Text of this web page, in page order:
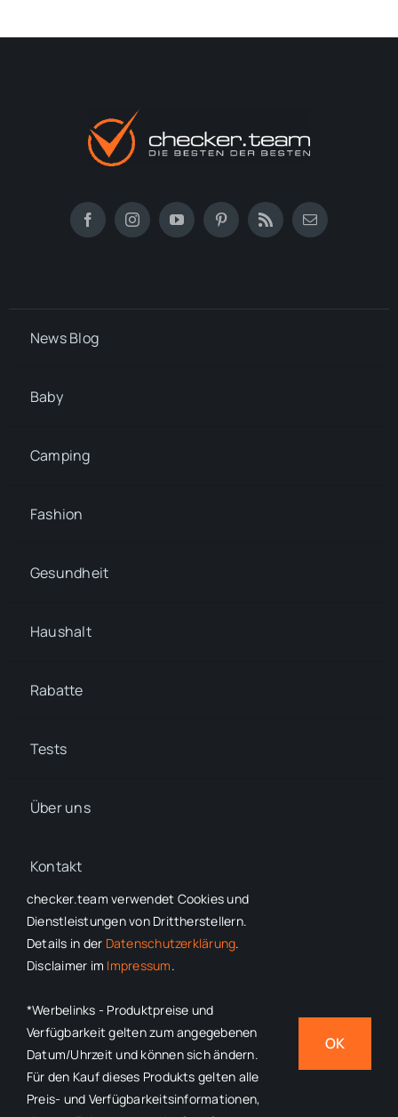
News Blog
Baby
Camping
Fashion
Gesundheit
Haushalt
Rabatte
Tests
Über uns
Kontakt
© 2022 - 2026checker.team
*Volle Transparenz bei Werbelinks– Produktpreise und
Verfügbarkeit gelten zum angegebenen Datum/Uhrzeit und
können sich ändern. Für den Kauf dieses Produkts gelten alle
Preis- und Verfügbarkeitsinformationen, die zum Zeitpunkt des
checker.team verwendet Cookies und
Dienstleistungen von Drittherstellern.
Details in der Datenschutzerklärung.
Disclaimer im Impressum.
*Werbelinks - Produktpreise und
Verfügbarkeit gelten zum angegebenen
Datum/Uhrzeit und können sich ändern.
Für den Kauf dieses Produkts gelten alle
Preis- und Verfügbarkeitsinformationen,
OK